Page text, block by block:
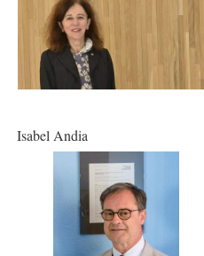
Isabel Andia